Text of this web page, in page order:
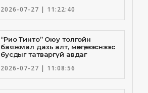
2026-07-27 | 11:22:40
“Рио Тинто” Оюу толгойн
баяжмал дахь алт, мөнгө, зэснээс
бусдыг татваргүй авдаг
2026-07-27 | 11:08:56